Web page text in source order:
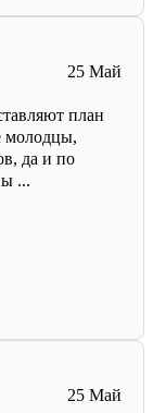
25 Май
план
молодцы,
да и по
...
25 Май